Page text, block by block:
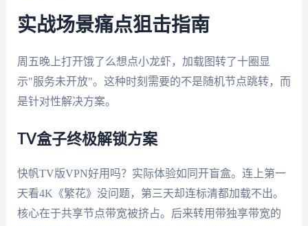
实战场景痛点狙击指南
周五晚上打开饿了么想点小龙虾，加载图转了十圈显
示"服务未开放"。这种时刻需要的不是随机节点跳转，而
是针对性解决方案。
TV盒子终极解锁方案
快帆TV版VPN好用吗？实际体验如同开盲盒。连上第一
天看4K《繁花》没问题，第三天却连标清都加载不出。
核心在于共享节点带宽被挤占。后来转用带独享带宽的